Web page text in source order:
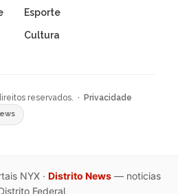
Esporte
Cultura
reservados. · Privacidade
NYX · Distrito News— noticias
Federal